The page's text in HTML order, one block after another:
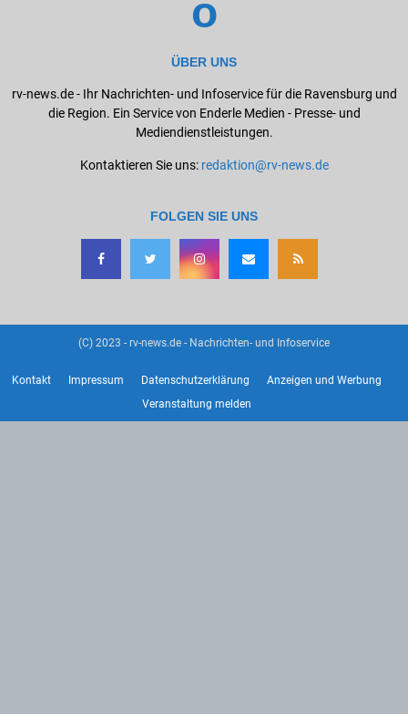
ÜBER UNS
rv-news.de - Ihr Nachrichten- und Infoservice für die Ravensburg und
die Region. Ein Service von Enderle Medien - Presse- und
Mediendienstleistungen.
Kontaktieren Sie uns: redaktion@rv-news.de
FOLGEN SIE UNS
(C) 2023 - rv-news.de - Nachrichten- und Infoservice
Kontakt Impressum Datenschutzerklärung
Anzeigen und Werbung
Veranstaltung melden